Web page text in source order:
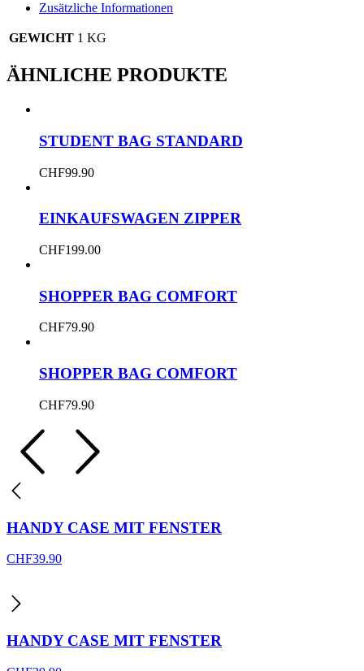
Zusätzliche Informationen
GEWICHT 1 KG
ÄHNLICHE PRODUKTE
STUDENT BAG STANDARD
CHF99.90
EINKAUFSWAGEN ZIPPER
CHF199.00
SHOPPER BAG COMFORT
CHF79.90
SHOPPER BAG COMFORT
CHF79.90
HANDY CASE MIT FENSTER
CHF39.90
HANDY CASE MIT FENSTER